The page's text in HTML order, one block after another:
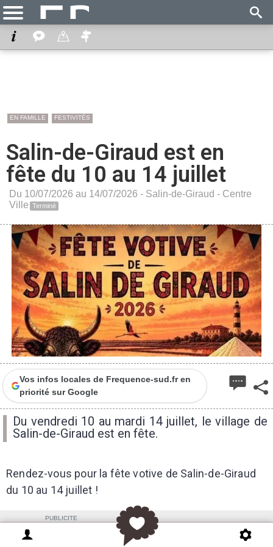
EN FAMILLE FESTIVITÉS
Salin-de-Giraud est en
fête du 10 au 14 juillet
Du 10/07/2026 au 14/07/2026 - Salin-de-Giraud - Centre
Ville Terminé
Vos infos locales de Frequence-sud.fr en
priorité sur Google
Du vendredi 10 au mardi 14 juillet, le village de
Salin-de-Giraud est en fête.
Rendez-vous pour la fête votive de Salin-de-Giraud
du 10 au 14 juillet !
PUBLICITE